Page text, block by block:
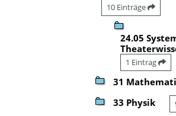
10 Einträge
24.05
1 Eintrag
31
33 Physik